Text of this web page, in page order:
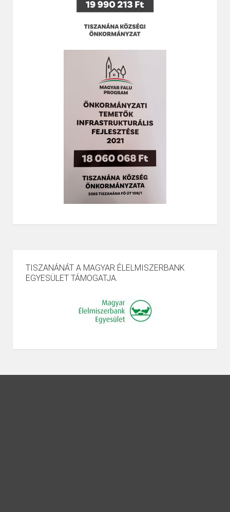
TISZANÁNÁT A MAGYAR ÉLELMISZERBANK
EGYESÜLET TÁMOGATJA.